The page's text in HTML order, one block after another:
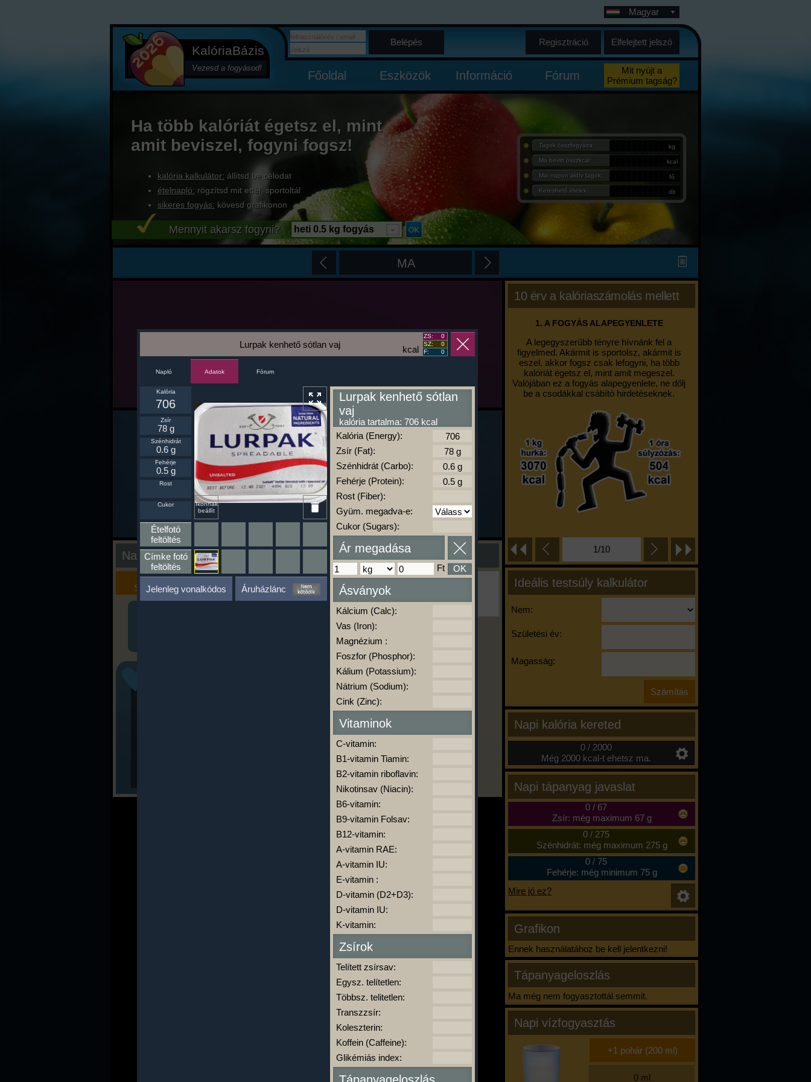
KalóriaBázis
Vezesd a fogyásod!
Magyar
Belépés Regisztráció Elfelejtett jelszó
Főoldal Eszközök Információ Fórum
Mit nyújt a
Prémium tagság?
Ha több kalóriát égetsz el, mint
amit beviszel, fogyni fogsz!
kalória kalkulátor: állítsd be célodat
ételnapló: rögzítsd mit ettél, sportoltál
sikeres fogyás: kövesd grafikonon
Tagok összfogyása: kg
Ma bevitt összkcal: kcal
Mai napon aktív tagok: fő
Kereshető ételek: db
Mennyit akarsz fogyni? heti 0.5 kg fogyás
MA
10 érv a kalóriaszámolás mellett
1. A FOGYÁS ALAPEGYENLETE
A legegyszerűbb tényre hívnánk fel a
figyelmed. Akármit is sportolsz, akármit is
eszel, akkor fogsz csak lefogyni, ha több
kalóriát égetsz el, mint amit megeszel.
Valójában ez a fogyás alapegyenlete, ne dőlj
be a csodákkal csábító hirdetéseknek.
1/10
Ideális testsúly kalkulátor
Nem:
Születési év:
Magasság:
Napi kalória kereted
0 / 2000
Még 2000 kcal-t ehetsz ma.
Napi tápanyag javaslat
0/ 67
Zsír: még maximum 67 g
0/ 275
Szénhidrát: még maximum 275 g
0/ 75
Fehérje: még minimum 75 g
Mire jó ez?
Grafikon
Ennek használatához be kell jelentkezni!
Tápanyageloszlás
Ma még nem fogyasztottál semmit.
Napi vízfogyasztás
Nap kiértékelése
Kalória
Szimulátor
Szöveges
Értékelés
Ha ma már nem eszel/sportolsz többet,
kattints a kiértékelésre!
A Kalória Szimulátor Prémium funkció.
kalóriabázis.hu
-
kcal
Lurpak kenhető sótlan vaj
ZS:
0
SZ:
0
F:
0
Napló Adatok Fórum
Ikonnak
beállít
Kalória
706
Zsír
78 g
Szénhidrát
0.6 g
Fehérje
0.5 g
Rost
Cukor
Ételfotó
feltöltés
Címke fotó
feltöltés
Jelenleg vonalkódos Áruházlánc
Lurpak kenhető sótlan
vaj
kalória tartalma: 706 kcal
Kalória (Energy):
Zsír (Fat):
Szénhidrát (Carbo):
Fehérje (Protein):
Rost (Fiber):
Gyüm. megadva-e:
Cukor (Sugars):
Ár megadása
Ft OK
Ásványok
Kálcium (Calc):
Vas (Iron):
Magnézium :
Foszfor (Phosphor):
Kálium (Potassium):
Nátrium (Sodium):
Cink (Zinc):
Vitaminok
C-vitamin:
B1-vitamin Tiamin:
B2-vitamin riboflavin:
Nikotinsav (Niacin):
B6-vitamin:
B9-vitamin Folsav:
B12-vitamin:
A-vitamin RAE:
A-vitamin IU:
E-vitamin :
D-vitamin (D2+D3):
D-vitamin IU:
K-vitamin:
Zsírok
Telített zsírsav:
Egysz. telítetlen:
Többsz. telitetlen:
Transzzsír:
Koleszterin:
Koffein (Caffeine):
Glikémiás index: